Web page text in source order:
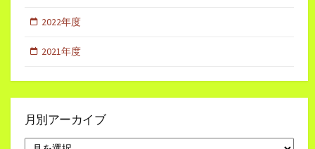
2022年度
2021年度
月別アーカイブ